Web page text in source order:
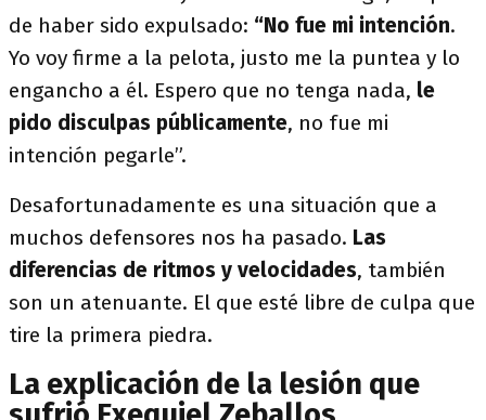
de haber sido expulsado: “No fue mi intención.
Yo voy firme a la pelota, justo me la puntea y lo
engancho a él. Espero que no tenga nada, le
pido disculpas públicamente, no fue mi
intención pegarle”.
Desafortunadamente es una situación que a
muchos defensores nos ha pasado. Las
diferencias de ritmos y velocidades, también
son un atenuante. El que esté libre de culpa que
tire la primera piedra.
La explicación de la lesión que